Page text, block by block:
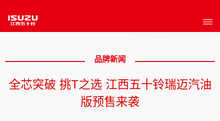
品牌新闻
全芯突破 挑T之选 江西五十铃瑞迈汽油
版预售来袭